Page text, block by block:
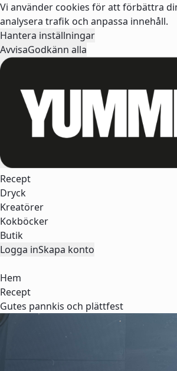
Vi använder cookies för att förbättra
analysera trafik och anpassa innehåll.
Hantera inställningar
AvvisaGodkänn alla
Recept
Dryck
Kreatörer
Kokböcker
Butik
Logga inSkapa konto
Hem
Recept
Gutes pannkis och plättfest